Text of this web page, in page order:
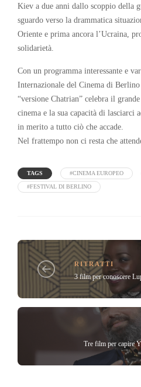
Kiev a due anni dallo scoppio della
sguardo verso la drammatica
Oriente e prima ancora l’Ucraina,
solidarietà.
Con un programma interessante e
Internazionale del Cinema di
“versione Chatrian” celebra il
cinema e la sua capacità di lasciarci
in merito a tutto ciò che accade.
Nel frattempo non ci resta che
TAGS #CINEMA EUROPEO
#FESTIVAL DI BERLINO
RITRATTI
3 film per conoscere
Tre film per capire